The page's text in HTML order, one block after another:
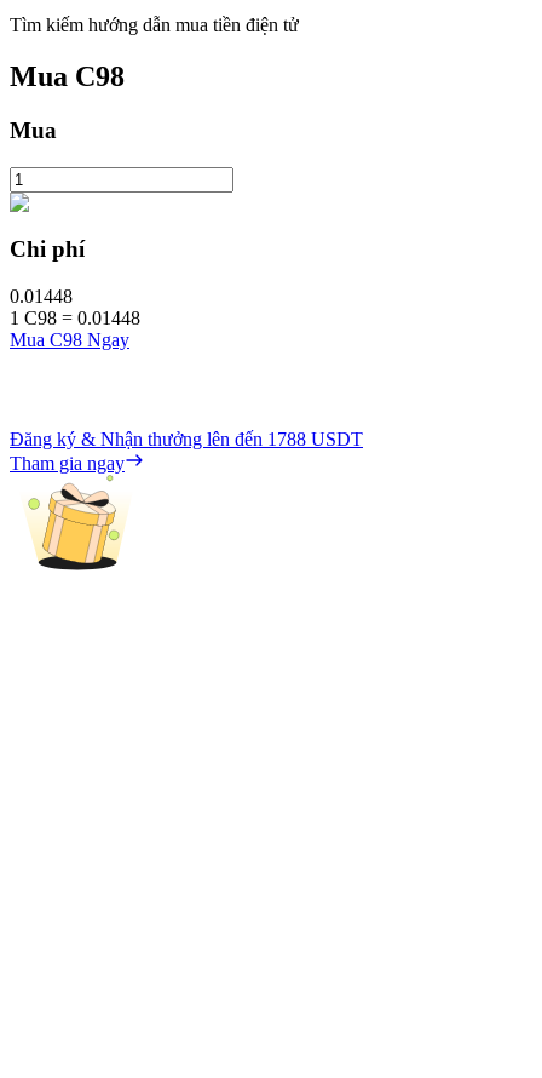
Tìm kiếm hướng dẫn mua tiền điện tử
Mua C98
Mua
Chi phí
0.01448
1 C98 = 0.01448
Mua C98 Ngay
Đăng ký & Nhận thưởng lên đến 1788 USDT
Tham gia ngay